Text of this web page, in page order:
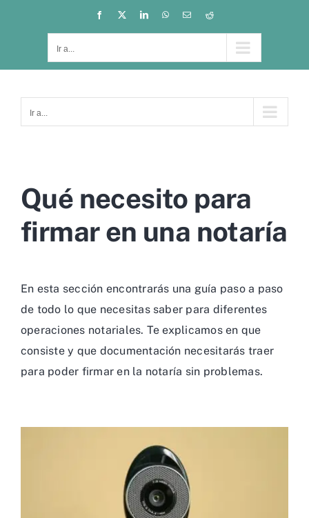
Facebook
X LinkedInWhatsAppCorreo
electrónico
Reddit
Ir a...
Ir a...
Qué necesito para
firmar en una notaría
En esta sección encontrarás una guía paso a paso
de todo lo que necesitas saber para diferentes
operaciones notariales. Te explicamos en que
consiste y que documentación necesitarás traer
para poder firmar en la notaría sin problemas.